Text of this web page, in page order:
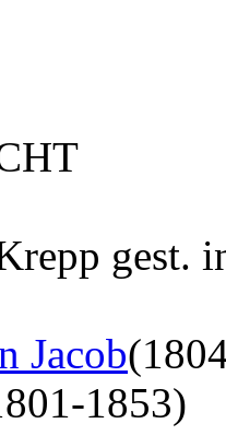
gest.
Jacob
1853)